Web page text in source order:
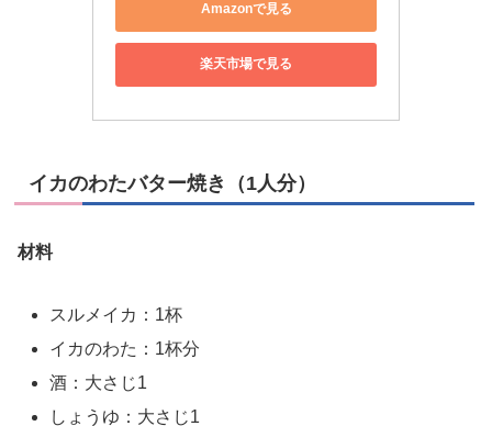
Amazonで見る
楽天市場で見る
イカのわたバター焼き（1人分）
材料
スルメイカ：1杯
イカのわた：1杯分
酒：大さじ1
しょうゆ：大さじ1